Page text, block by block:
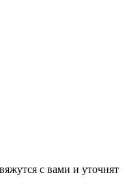
с вами и уточнят